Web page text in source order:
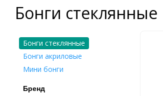
Бонги стеклянные
Бонги стеклянные
Бонги акриловые
Мини бонги
Бренд